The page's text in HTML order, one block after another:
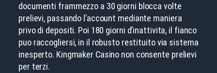
documenti frammezzo a 30 giorni blocca volte
prelievi, passando l’account mediante maniera
privo di depositi. Poi 180 giorni d’inattivita, il fianco
puo raccogliersi, in il robusto restituito via sistema
inesperto. Kingmaker Casino non consente prelievi
per terzi.